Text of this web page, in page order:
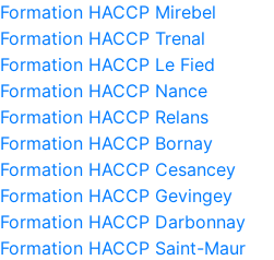
Formation HACCP Mirebel
Formation HACCP Trenal
Formation HACCP Le Fied
Formation HACCP Nance
Formation HACCP Relans
Formation HACCP Bornay
Formation HACCP Cesancey
Formation HACCP Gevingey
Formation HACCP Darbonnay
Formation HACCP Saint-Maur